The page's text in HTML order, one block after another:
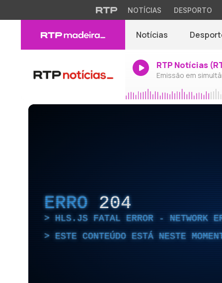
NOTÍCIAS DESPORTO
Notícias
RTP Notícias
Emissão em
ERRO 204
HLS.JS FATAL ERROR - NETWORK
ESTE CONTEÚDO ESTÁ NESTE